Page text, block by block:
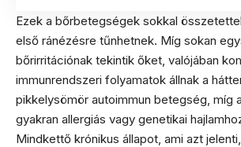
Ezek a bőrbetegségek sokkal
első ránézésre tűnhetnek. Míg sokan
bőrirritációnak tekintik őket, valójában
immunrendszeri folyamatok állnak a
pikkelysömör autoimmun betegség, míg
gyakran allergiás vagy genetikai
Mindkettő krónikus állapot, ami azt